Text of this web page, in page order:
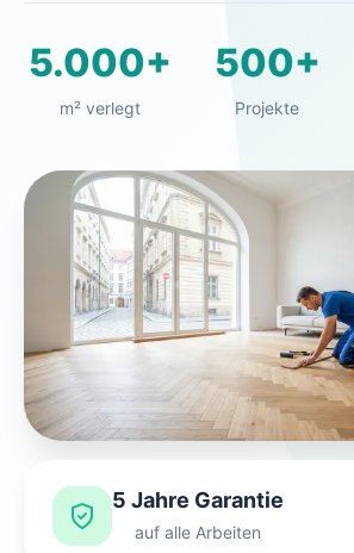
5.000+
m² verlegt
500+
Projekte
5 Jahre Garantie
auf alle Arbeiten